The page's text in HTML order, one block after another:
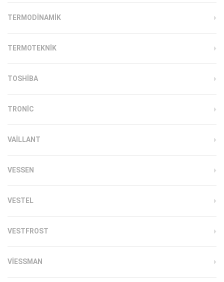
TERMODINAMIK
TERMOTEKNIK
TOSHIBA
TRONIC
VAILLANT
VESSEN
VESTEL
VESTFROST
VIESSMAN